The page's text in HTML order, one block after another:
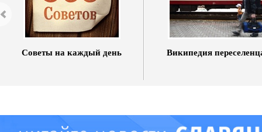
Советы на каждый день Википедия